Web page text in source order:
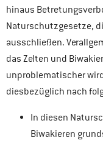
hinaus
Naturschutzgesetze,
ausschließen.
das Zelten und
unproblematischer
diesbezüglich nach
In diesen
Biwakieren